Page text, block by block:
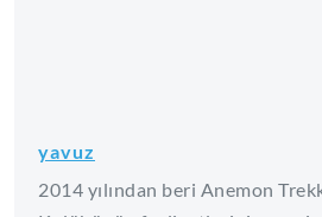
yavuz
2014 yılından beri Anemon